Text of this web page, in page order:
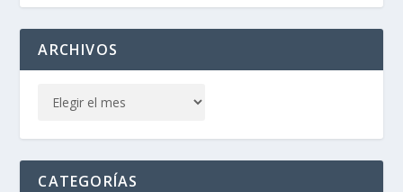
ARCHIVOS
CATEGORÍAS